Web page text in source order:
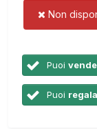
Non
Puoi
Puoi